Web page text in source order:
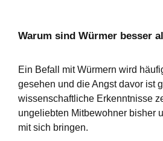
Warum sind Würmer besser
Ein Befall mit Würmern wird
gesehen und die Angst davor ist
wissenschaftliche Erkenntnisse
ungeliebten Mitbewohner bisher
mit sich bringen.